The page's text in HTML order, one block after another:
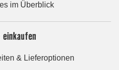
im Überblick
einkaufen
& Lieferoptionen